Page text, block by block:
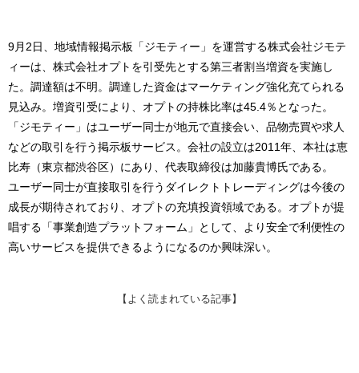
9月2日、地域情報掲示板「ジモティー」を運営する株式会社ジモテ
ィーは、株式会社オプトを引受先とする第三者割当増資を実施し
た。調達額は不明。調達した資金はマーケティング強化充てられる
見込み。増資引受により、オプトの持株比率は45.4％となった。
「ジモティー」はユーザー同士が地元で直接会い、品物売買や求人
などの取引を行う掲示板サービス。会社の設立は2011年、本社は恵
比寿（東京都渋谷区）にあり、代表取締役は加藤貴博氏である。
ユーザー同士が直接取引を行うダイレクトトレーディングは今後の
成長が期待されており、オプトの充填投資領域である。オプトが提
唱する「事業創造プラットフォーム」として、より安全で利便性の
高いサービスを提供できるようになるのか興味深い。
【よく読まれている記事】